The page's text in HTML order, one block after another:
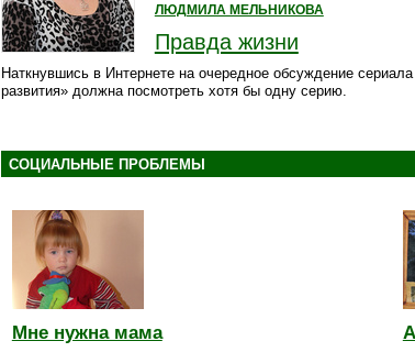
ЛЮДМИЛА МЕЛЬНИКОВА
Правда жизни
Наткнувшись в Интернете на очередное обсуждение
развития» должна посмотреть хотя бы одну серию.
СОЦИАЛЬНЫЕ ПРОБЛЕМЫ
Мне нужна мама